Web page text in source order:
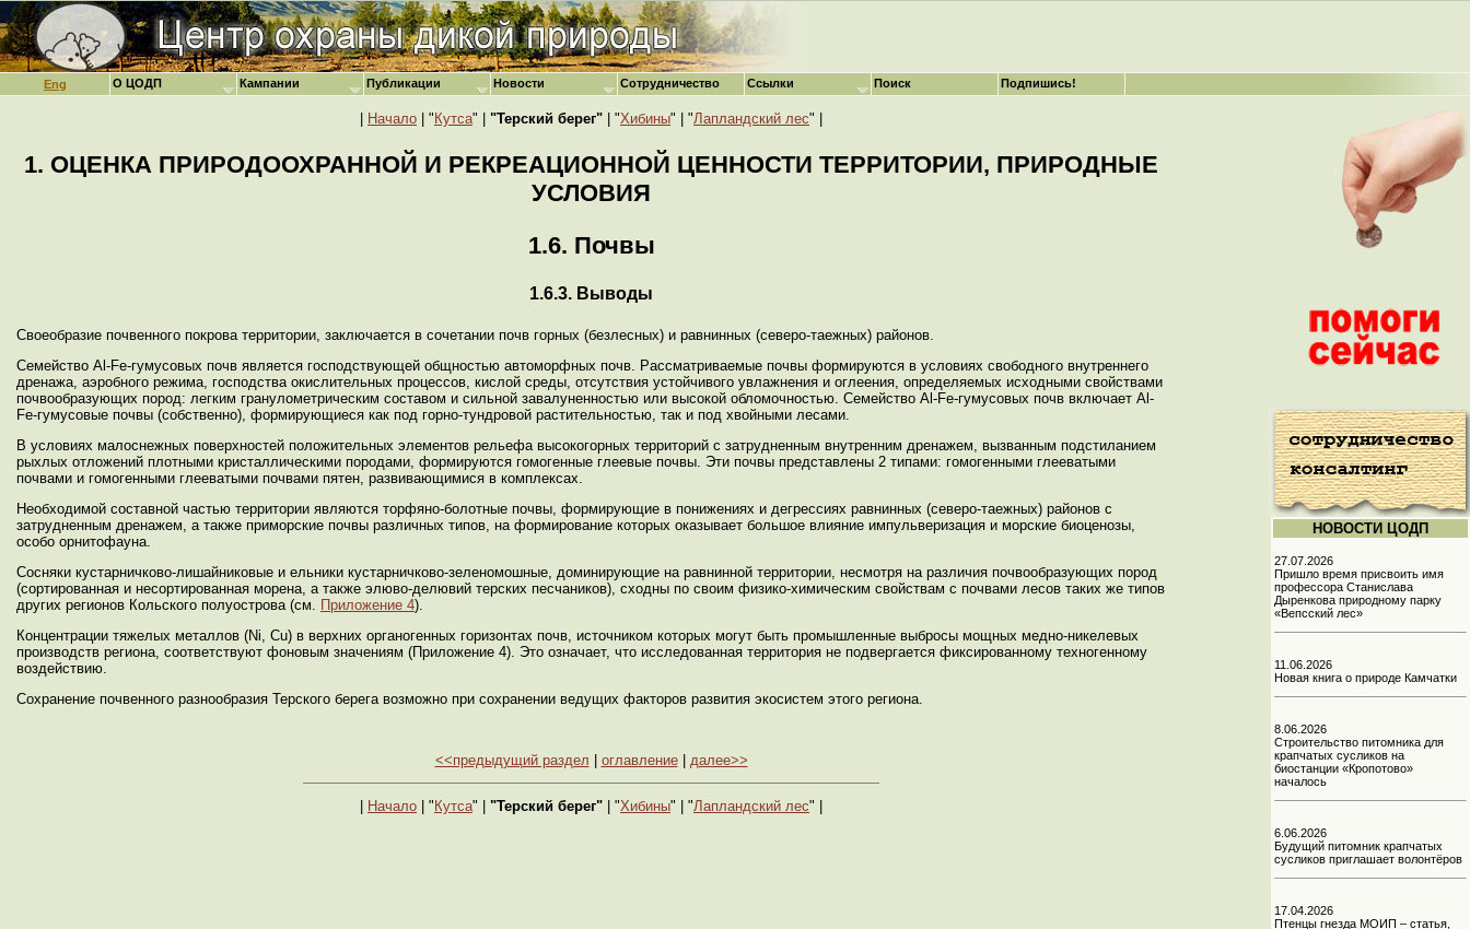
Eng
Начало | " Кутса" | "Терский берег" | "Хибины" | "Лапландский лес" |
1. ОЦЕНКА ПРИРОДООХРАННОЙ И РЕКРЕАЦИОННОЙ ЦЕННОСТИ ТЕРРИТОРИИ, ПРИРОДНЫЕ
УСЛОВИЯ
1.6. Почвы
1.6.3. Выводы
Своеобразие почвенного покрова территории, заключается в сочетании почв горных (безлесных) и равнинных (северо-таежных) районов.
Семейство Al-Fe-гумусовых почв является господствующей общностью автоморфных почв. Рассматриваемые почвы формируются в условиях свободного внутреннего
дренажа, аэробного режима, господства окислительных процессов, кислой среды, отсутствия устойчивого увлажнения и оглеения, определяемых исходными свойствами
почвообразующих пород: легким гранулометрическим составом и сильной завалуненностью или высокой обломочностью. Семейство Al-Fe-гумусовых почв включает Al-
Fe-гумусовые почвы (собственно), формирующиеся как под горно-тундровой растительностью, так и под хвойными лесами.
В условиях малоснежных поверхностей положительных элементов рельефа высокогорных территорий с затрудненным внутренним дренажем, вызванным подстиланием
рыхлых отложений плотными кристаллическими породами, формируются гомогенные глеевые почвы. Эти почвы представлены 2 типами: гомогенными глееватыми
почвами и гомогенными глееватыми почвами пятен, развивающимися в комплексах.
Необходимой составной частью территории являются торфяно-болотные почвы, формирующие в понижениях и дегрессиях равнинных (северо-таежных) районов с
затрудненным дренажем, а также приморские почвы различных типов, на формирование которых оказывает большое влияние импульверизация и морские биоценозы,
особо орнитофауна.
Сосняки кустарничково-лишайниковые и ельники кустарничково-зеленомошные, доминирующие на равнинной территории, несмотря на различия почвообразующих пород
(сортированная и несортированная морена, а также элюво-делювий терских песчаников), сходны по своим физико-химическим свойствам с почвами лесов таких же типов
других регионов Кольского полуострова (см. Приложение 4).
Концентрации тяжелых металлов (Ni, Cu) в верхних органогенных горизонтах почв, источником которых могут быть промышленные выбросы мощных медно-никелевых
производств региона, соответствуют фоновым значениям (Приложение 4). Это означает, что исследованная территория не подвергается фиксированному техногенному
воздействию.
Сохранение почвенного разнообразия Терского берега возможно при сохранении ведущих факторов развития экосистем этого региона.
<<предыдущий раздел оглавление| далее>>
Начало | " Кутса" | "Терский берег" | "Хибины" | "Лапландский лес" |
НОВОСТИ ЦОДП
27.07.2026
Пришло время присвоить имя
профессора Станислава
Дыренкова природному парку
«Вепсский лес»
11.06.2026
Новая книга о природе Камчатки
8.06.2026
Строительство питомника для
крапчатых сусликов на
биостанции «Кропотово»
началось
6.06.2026
Будущий питомник крапчатых
сусликов приглашает волонтёров
17.04.2026
Птенцы гнезда МОИП – статья,
О ЦОДП Кампании Публикации Новости Сотрудничество Ссылки Поиск Подпишись!